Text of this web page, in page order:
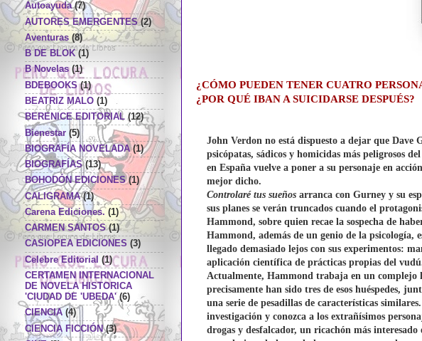
¿CÓMO PUEDEN TENER CUATRO
¿POR QUÉ IBAN A SUICIDARSE DESPUÉS?
John Verdon no está dispuesto a dejar que Dave
psicópatas, sádicos y homicidas más peligrosos
en España vuelve a poner a su personaje en
mejor dicho.
Controlaré tus sueños arranca con Gurney y su
sus planes se verán truncados cuando el
Hammond, sobre quien recae la sospecha de
Hammond, además de un genio de la psicología,
llegado demasiado lejos con sus experimentos:
aplicación científica de prácticas propias del
Actualmente, Hammond trabaja en un complejo
precisamente han sido tres de esos huéspedes,
una serie de pesadillas de características
investigación y conozca a los extrañísimos
drogas y desfalcador, un ricachón más
Autoayuda (7)
AUTORES EMERGENTES (2)
Aventuras (8)
B DE BLOK (1)
B Novelas (1)
BDEBOOKS (1)
BEATRIZ MALO (1)
BERENICE EDITORIAL (12)
Bienestar (5)
BIOGRAFÍA NOVELADA (1)
BIOGRAFÍAS (13)
BOHODÓN EDICIONES (1)
CALIGRAMA (1)
Carena Ediciones. (1)
CARMEN SANTOS (1)
CASIOPEA EDICIONES (3)
Celebre Editorial (1)
CERTAMEN INTERNACIONAL
DE NOVELA HISTORICA
'CIUDAD DE 'UBEDA' (6)
CIENCIA (4)
CIENCIA FICCIÓN (3)